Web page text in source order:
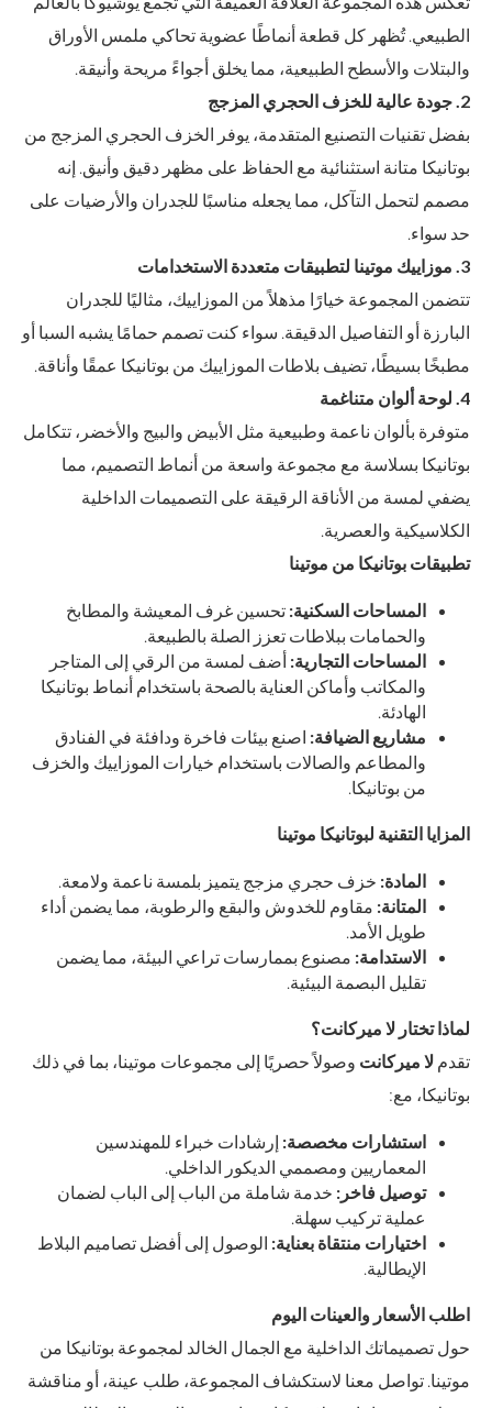
الطبيعي. تُظهر كل قطعة أنماطًا عضوية تحاكي ملمس الأوراق
والبتلات والأسطح الطبيعية، مما يخلق أجواءً مريحة وأنيقة.
2. جودة عالية للخزف الحجري المزجج
بفضل تقنيات التصنيع المتقدمة، يوفر الخزف الحجري المزجج من
بوتانيكا متانة استثنائية مع الحفاظ على مظهر دقيق وأنيق. إنه
مصمم لتحمل التآكل، مما يجعله مناسبًا للجدران والأرضيات على
حد سواء.
3. موزاييك موتينا لتطبيقات متعددة الاستخدامات
تتضمن المجموعة خيارًا مذهلاً من الموزاييك، مثاليًا للجدران
البارزة أو التفاصيل الدقيقة. سواء كنت تصمم حمامًا يشبه السبا أو
مطبخًا بسيطًا، تضيف بلاطات الموزاييك من بوتانيكا عمقًا وأناقة.
4. لوحة ألوان متناغمة
متوفرة بألوان ناعمة وطبيعية مثل الأبيض والبيج والأخضر، تتكامل
بوتانيكا بسلاسة مع مجموعة واسعة من أنماط التصميم، مما
يضفي لمسة من الأناقة الرقيقة على التصميمات الداخلية
الكلاسيكية والعصرية.
تطبيقات بوتانيكا من موتينا
المساحات السكنية: تحسين غرف المعيشة والمطابخ
والحمامات ببلاطات تعزز الصلة بالطبيعة.
المساحات التجارية: أضف لمسة من الرقي إلى المتاجر
والمكاتب وأماكن العناية بالصحة باستخدام أنماط بوتانيكا
الهادئة.
مشاريع الضيافة: اصنع بيئات فاخرة ودافئة في الفنادق
والمطاعم والصالات باستخدام خيارات الموزاييك والخزف
من بوتانيكا.
المزايا التقنية لبوتانيكا موتينا
المادة: خزف حجري مزجج يتميز بلمسة ناعمة ولامعة.
المتانة: مقاوم للخدوش والبقع والرطوبة، مما يضمن أداء
طويل الأمد.
الاستدامة: مصنوع بممارسات تراعي البيئة، مما يضمن
تقليل البصمة البيئية.
لماذا تختار لا ميركانت؟
تقدم لا ميركانت وصولاً حصريًا إلى مجموعات موتينا، بما في ذلك
بوتانيكا، مع:
استشارات مخصصة: إرشادات خبراء للمهندسين
المعماريين ومصممي الديكور الداخلي.
توصيل فاخر: خدمة شاملة من الباب إلى الباب لضمان
عملية تركيب سهلة.
اختيارات منتقاة بعناية: الوصول إلى أفضل تصاميم البلاط
الإيطالية.
اطلب الأسعار والعينات اليوم
حول تصميماتك الداخلية مع الجمال الخالد لمجموعة بوتانيكا من
موتينا. تواصل معنا لاستكشاف المجموعة، طلب عينة، أو مناقشة